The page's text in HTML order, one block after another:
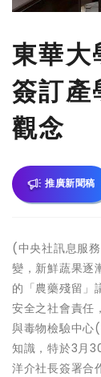
東華大
簽訂產
觀念
推廣新聞稿
(中央社訊息服
變，新鮮蔬果逐
的「農藥殘留」
安全之社會責任
與毒物檢驗中心
知識，特於3月
洋介社長簽署合